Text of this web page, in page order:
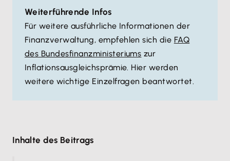
Weiterführende Infos
Für weitere ausführliche Informationen der
Finanzverwaltung, empfehlen sich die FAQ
des Bundesfinanzministeriums zur
Inflationsausgleichsprämie. Hier werden
weitere wichtige Einzelfragen beantwortet.
Inhalte des Beitrags